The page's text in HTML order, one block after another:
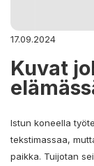
17.09.2024
Kuvat
Istun koneella
tekstimassaa,
paikka. Tuijotan